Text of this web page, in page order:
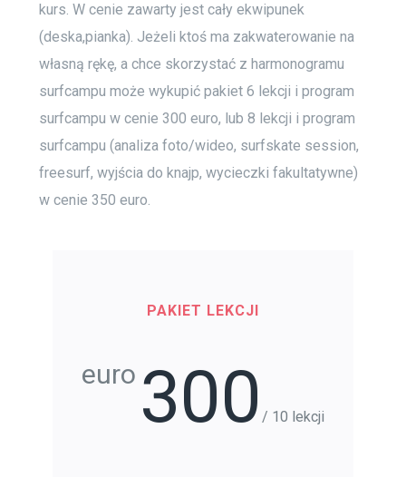
kurs. W cenie zawarty jest cały ekwipunek
(deska,pianka). Jeżeli ktoś ma zakwaterowanie na
własną rękę, a chce skorzystać z harmonogramu
surfcampu może wykupić pakiet 6 lekcji i program
surfcampu w cenie 300 euro, lub 8 lekcji i program
surfcampu (analiza foto/wideo, surfskate session,
freesurf, wyjścia do knajp, wycieczki fakultatywne)
w cenie 350 euro.
PAKIET LEKCJI
euro 300 / 10 lekcji